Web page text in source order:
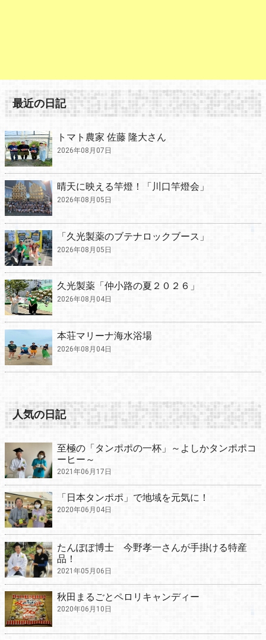
最近の日記
トマト農家 佐藤 隆大さん
2026年08月07日
晴天に映える竿燈！「川口竿燈会」
2026年08月05日
「久光製薬のブテナロックブース」
2026年08月05日
久光製薬「仲小路の夏２０２６」
2026年08月04日
本荘マリーナ海水浴場
2026年08月04日
人気の日記
至極の「タンポポの一杯」～よしかタンポポコ
ーヒー～
2021年06月17日
「日本タンポポ」で地域を元気に！
2020年06月04日
たんぽぽ博士 今野孝一さんが手掛ける特産
品！
2021年05月06日
秋田まるごとペロリキャンディー
2020年06月10日